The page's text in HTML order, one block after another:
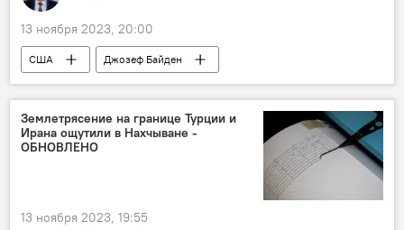
13 ноября 2023, 20:00
США
Джозеф Байден
Дональд Трамп
Политика
Израиль
Ближний Восток
Палестина
Опрос
Землетрясение на границе Турции и
Ирана ощутили в Нахчыване -
ОБНОВЛЕНО
13 ноября 2023, 19:55